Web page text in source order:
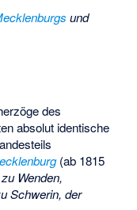
und
des
absolut identische
(ab 1815
Wenden,
Schwerin, der